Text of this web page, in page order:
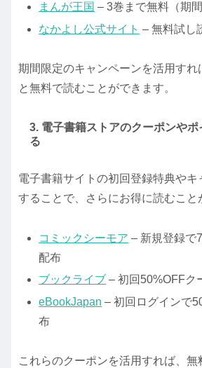
まんが王国 – 3巻まで無料（期間
なかよし公式サイト – 無料試し
期間限定のキャンペーンを活用すれ
と無料で読むことができます。
3. 電子書籍ストアのクーポンや
る
電子書籍サイトの初回登録特典やキ
することで、さらにお得に読むこと
コミックシーモア – 新規登録で
配布
ブックライブ – 初回50%OFFク
eBookJapan – 初回ログインで
布
これらのクーポンを活用すれば、無